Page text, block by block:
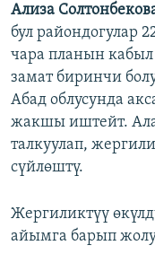
Ализа
бул райондогулар
чара планын
замат биринчи
Абад облусунда
жакшы иштейт.
талкуулап,
сүйлөштү.
Жергиликтүү
айымга барып